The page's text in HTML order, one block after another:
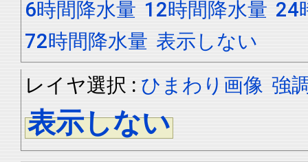
6時間降水量 12時間降水量 24
72時間降水量 表示しない
レイヤ選択 : ひまわり画像 強
表示しない